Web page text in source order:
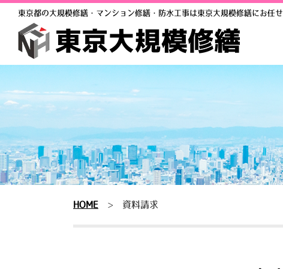
東京都の大規模修繕・マンション修繕・防水工事は東京大規模修繕にお任せ
HOME > 資料請求